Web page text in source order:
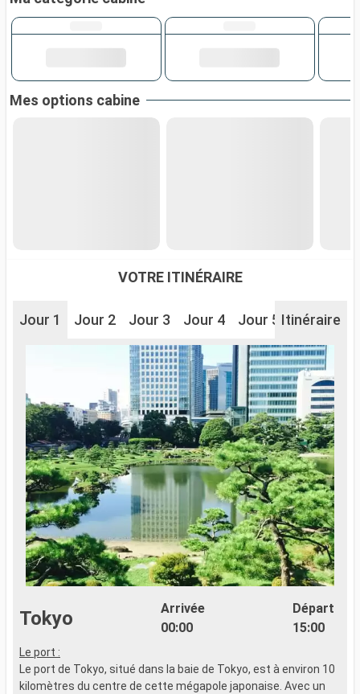
Mes options cabine
VOTRE ITINÉRAIRE
Jour 1 Jour 2 Jour 3 Jour 4 Jour 5 Jour 6
Itinéraire
Tokyo
Arrivée
00:00
Départ
15:00
Le port :
Le port de Tokyo, situé dans la baie de Tokyo, est à environ 10
kilomètres du centre de cette mégapole japonaise. Avec un